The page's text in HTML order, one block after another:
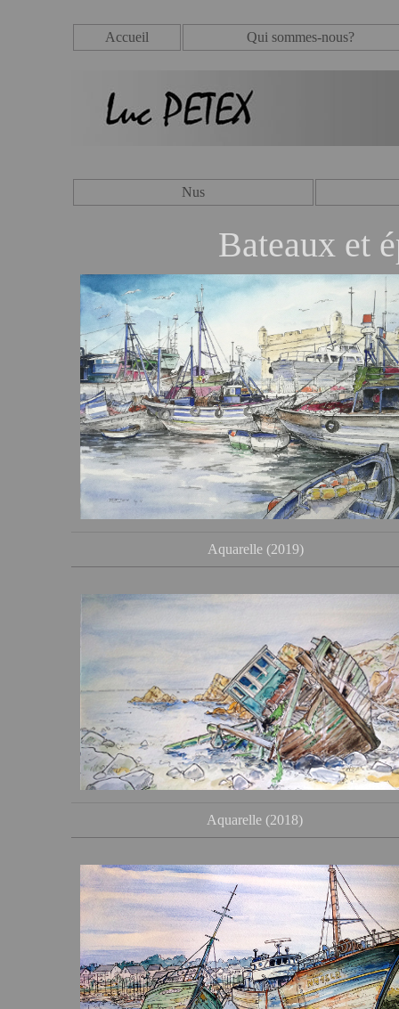
Accueil Qui sommes-nous?
Nus
Bateaux et
Aquarelle (2019)
Aquarelle (2018)